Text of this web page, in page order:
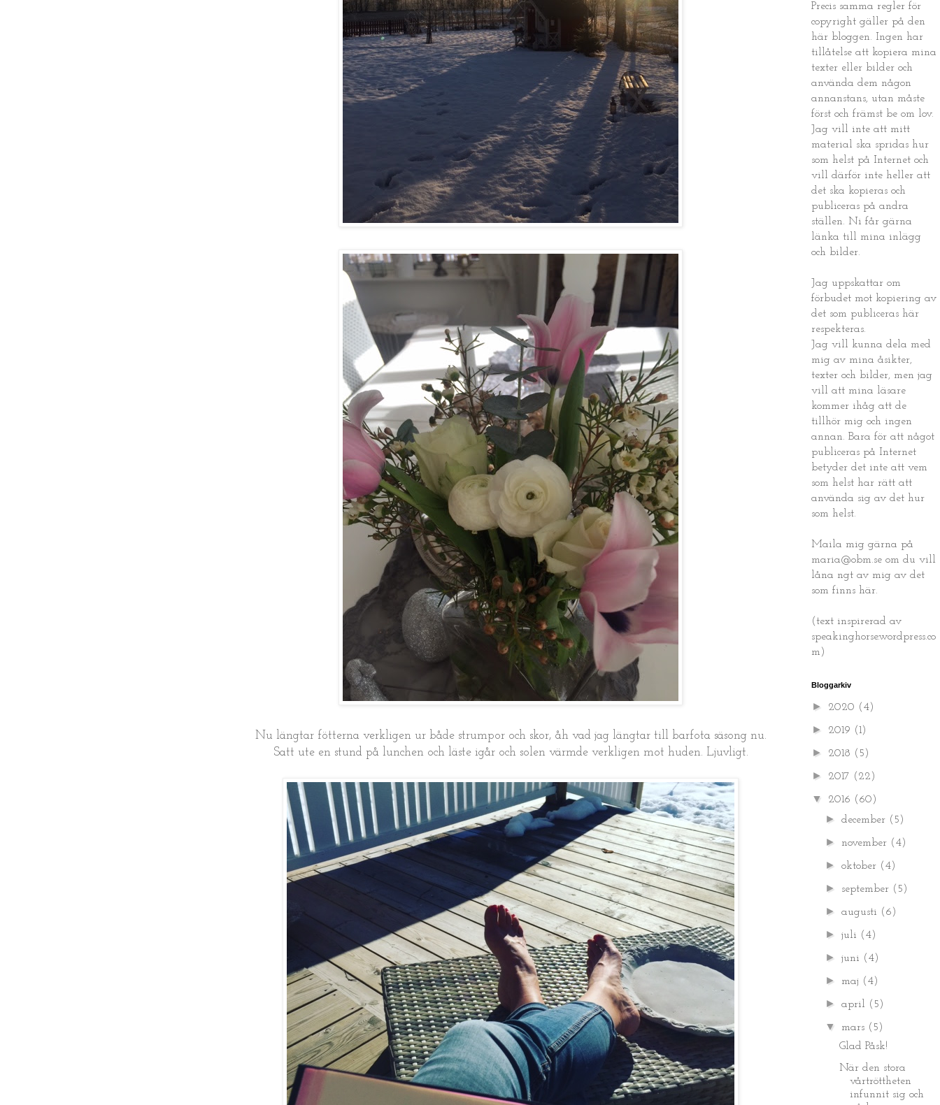
Nu längtar fötterna verkligen ur både strumpor och skor, åh vad jag längtar till barfota säsong nu.
Satt ute en stund på lunchen och läste igår och solen värmde verkligen mot huden. Ljuvligt.
Precis samma regler för
copyright gäller på den
här bloggen. Ingen har
tillåtelse att kopiera mina
texter eller bilder och
använda dem någon
annanstans, utan måste
först och främst be om lov.
Jag vill inte att mitt
material ska spridas hur
som helst på Internet och
vill därför inte heller att
det ska kopieras och
publiceras på andra
ställen. Ni får gärna
länka till mina inlägg
och bilder.
Jag uppskattar om
förbudet mot kopiering av
det som publiceras här
respekteras.
Jag vill kunna dela med
mig av mina åsikter,
texter och bilder, men jag
vill att mina läsare
kommer ihåg att de
tillhör mig och ingen
annan. Bara för att något
publiceras på Internet
betyder det inte att vem
som helst har rätt att
använda sig av det hur
som helst.
Maila mig gärna på
maria@obm.se om du vill
låna ngt av mig av det
som finns här.
(text inspirerad av
speakinghorse.wordpress.co
m)
Bloggarkiv
► 2020 (4)
► 2019 (1)
► 2018 (5)
► 2017 (22)
▼ 2016 (60)
►december (5)
► november (4)
►oktober (4)
► september (5)
►augusti (6)
►juli (4)
►juni (4)
► maj (4)
►april (5)
▼ mars (5)
Glad Påsk!
När den stora
vårtröttheten
infunnit sig och